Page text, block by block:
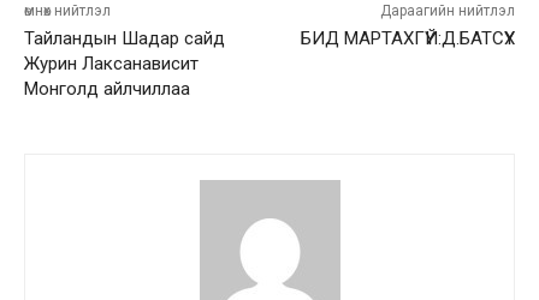
өмнөх нийтлэл
Тайландын Шадар сайд
Журин Лаксанависит
Монголд айлчиллаа
Дараагийн нийтлэл
БИД МАРТАХГҮЙ:Д.БАТСҮХ